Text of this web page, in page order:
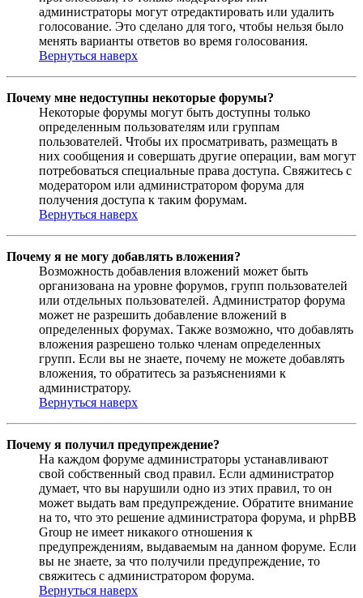
администраторы могут отредактировать или удалить
голосование. Это сделано для того, чтобы нельзя было
менять варианты ответов во время голосования.
Вернуться наверх
Почему мне недоступны некоторые форумы?
Некоторые форумы могут быть доступны только
определенным пользователям или группам
пользователей. Чтобы их просматривать, размещать в
них сообщения и совершать другие операции, вам могут
потребоваться специальные права доступа. Свяжитесь с
модератором или администратором форума для
получения доступа к таким форумам.
Вернуться наверх
Почему я не могу добавлять вложения?
Возможность добавления вложений может быть
организована на уровне форумов, групп пользователей
или отдельных пользователей. Администратор форума
может не разрешить добавление вложений в
определенных форумах. Также возможно, что добавлять
вложения разрешено только членам определенных
групп. Если вы не знаете, почему не можете добавлять
вложения, то обратитесь за разъяснениями к
администратору.
Вернуться наверх
Почему я получил предупреждение?
На каждом форуме администраторы устанавливают
свой собственный свод правил. Если администратор
думает, что вы нарушили одно из этих правил, то он
может выдать вам предупреждение. Обратите внимание
на то, что это решение администратора форума, и phpBB
Group не имеет никакого отношения к
предупреждениям, выдаваемым на данном форуме. Если
вы не знаете, за что получили предупреждение, то
свяжитесь с администратором форума.
Вернуться наверх